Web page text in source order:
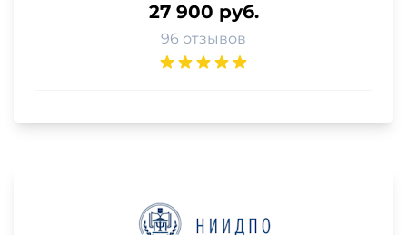
27 900 руб.
96 отзывов